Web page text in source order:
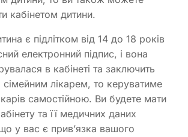
кабінетом дитини.
є підлітком від 14 до 18 років
електронний підпис, і вона
в кабінеті та заключить
сімейним лікарем, то керуватиме
самостійною. Ви будете мати
та її медичних даних
у вас є прив’язка вашого